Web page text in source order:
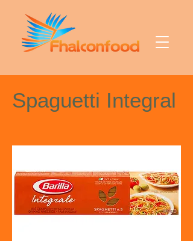
Spaguetti Integral